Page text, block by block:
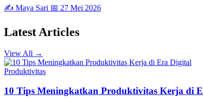
✍️ Maya Sari 📅 27 Mei 2026
Latest Articles
View All →
Produktivitas
10 Tips Meningkatkan Produktivitas Kerja di